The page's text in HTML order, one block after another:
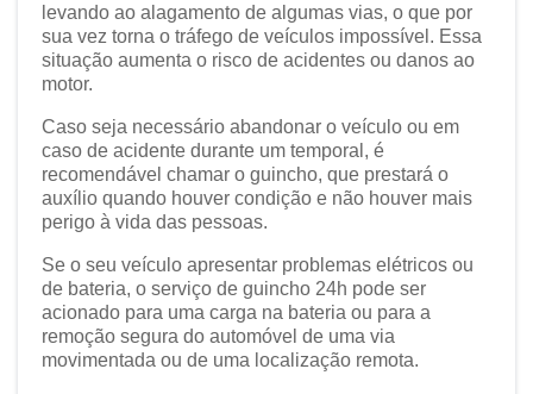
levando ao alagamento de algumas vias, o que por
sua vez torna o tráfego de veículos impossível. Essa
situação aumenta o risco de acidentes ou danos ao
motor.
Caso seja necessário abandonar o veículo ou em
caso de acidente durante um temporal, é
recomendável chamar o guincho, que prestará o
auxílio quando houver condição e não houver mais
perigo à vida das pessoas.
Se o seu veículo apresentar problemas elétricos ou
de bateria, o serviço de guincho 24h pode ser
acionado para uma carga na bateria ou para a
remoção segura do automóvel de uma via
movimentada ou de uma localização remota.